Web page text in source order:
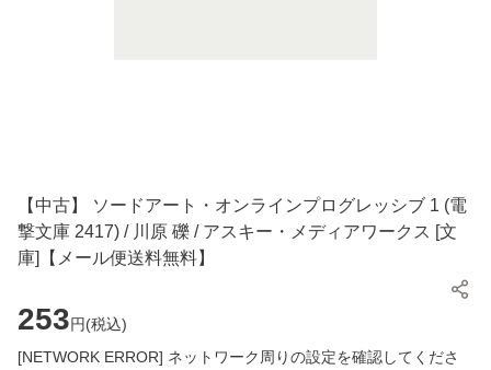
【中古】 ソードアート・オンラインプログレッシブ 1 (電
撃文庫 2417) / 川原 礫 / アスキー・メディアワークス [文
庫]【メール便送料無料】
253円(税込)
[NETWORK ERROR] ネットワーク周りの設定を確認してくださ